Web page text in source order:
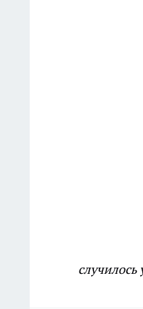
случилось